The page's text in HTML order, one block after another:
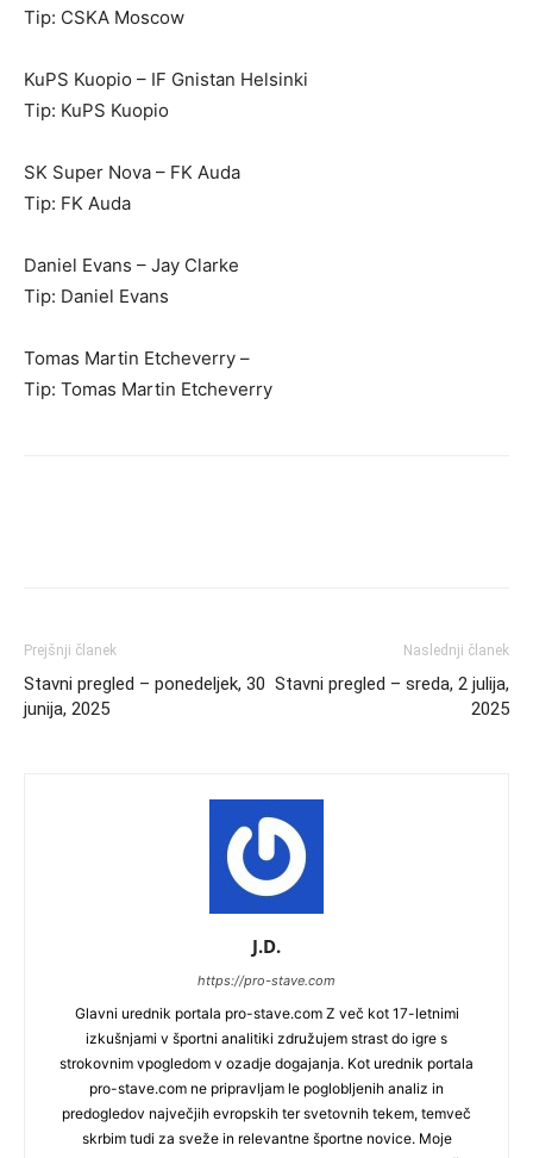
Tip: CSKA Moscow
KuPS Kuopio – IF Gnistan Helsinki
Tip: KuPS Kuopio
SK Super Nova – FK Auda
Tip: FK Auda
Daniel Evans – Jay Clarke
Tip: Daniel Evans
Tomas Martin Etcheverry –
Tip: Tomas Martin Etcheverry
Prejšnji članek
Stavni pregled – ponedeljek, 30
junija, 2025
Naslednji članek
Stavni pregled – sreda, 2 julija,
2025
J.D.
https://pro-stave.com
Glavni urednik portala pro-stave.com Z več kot 17-letnimi
izkušnjami v športni analitiki združujem strast do igre s
strokovnim vpogledom v ozadje dogajanja. Kot urednik portala
pro-stave.com ne pripravljam le poglobljenih analiz in
predogledov največjih evropskih ter svetovnih tekem, temveč
skrbim tudi za sveže in relevantne športne novice. Moje